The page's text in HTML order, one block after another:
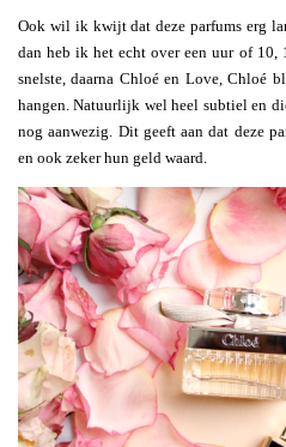
Ook wil ik kwijt dat deze parfums erg
dan heb ik het echt over een uur of
snelste, daarna Chloé en Love, Chloé
hangen. Natuurlijk wel heel subtiel en
nog aanwezig. Dit geeft aan dat deze
en ook zeker hun geld waard.